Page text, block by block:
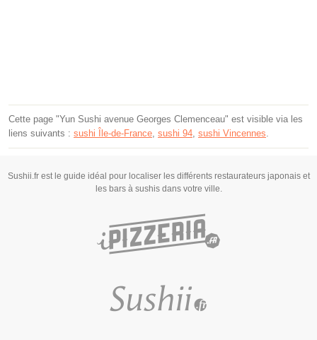
Cette page "Yun Sushi avenue Georges Clemenceau" est visible via les
liens suivants : sushi Île-de-France sushi 94 sushi Vincennes
Sushii.fr est le guide idéal pour localiser les différents restaurateurs japonais et
les bars à sushis dans votre ville.